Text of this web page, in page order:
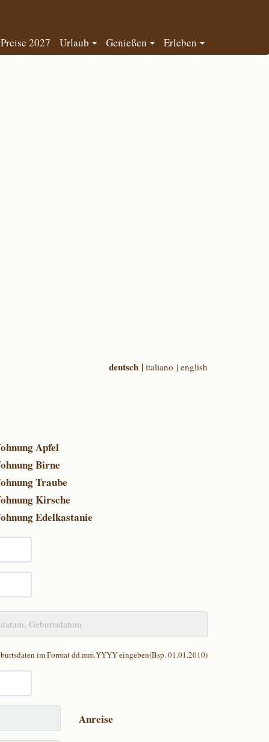
Preise 2027 Urlaub Genießen Erleben
english
italiano |
deutsch |
Apfel
Birne
Traube
Kirsche
Edelkastanie
im Format dd.mm.YYYY eingeben(Bsp. 01.01.2010)
Anreise